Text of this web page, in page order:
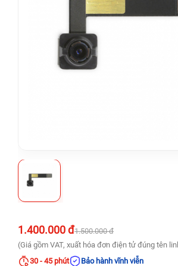
1.400.000 đ1.500.000 đ
(Giá gồm VAT, xuất hóa đơn điện tử đúng tên
30 - 45 phút
Bảo hành vĩnh viễn